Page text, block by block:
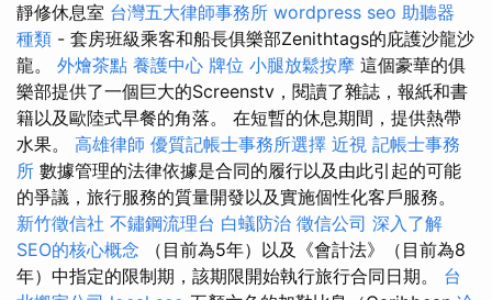
靜修休息室 台灣五大律師事務所 wordpress seo 助聽器
種類 - 套房班級乘客和船長俱樂部Zenithtags的庇護沙龍沙
龍。 外燴茶點 養護中心 牌位 小腿放鬆按摩 這個豪華的俱
樂部提供了一個巨大的Screenstv，閱讀了雜誌，報紙和書
籍以及歐陸式早餐的角落。 在短暫的休息期間，提供熱帶
水果。 高雄律師 優質記帳士事務所選擇 近視 記帳士事務
所 數據管理的法律依據是合同的履行以及由此引起的可能
的爭議，旅行服務的質量開發以及實施個性化客戶服務。
新竹徵信社 不鏽鋼流理台 白蟻防治 徵信公司 深入了解
SEO的核心概念 （目前為5年）以及《會計法》（目前為8
年）中指定的限制期，該期限開始執行旅行合同日期。 台